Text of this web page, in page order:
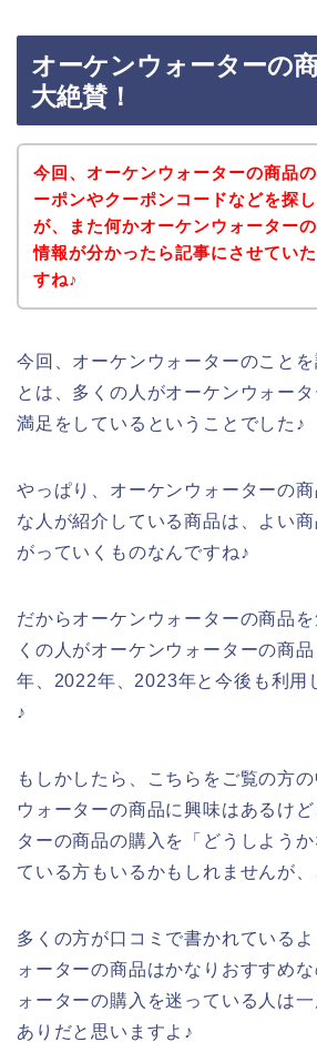
オーケンウォーターの
大絶賛！
今回、オーケンウォーターの商品
ーポンやクーポンコードなどを探
が、また何かオーケンウォーター
情報が分かったら記事にさせてい
すね♪
今回、オーケンウォーターのこと
とは、多くの人がオーケンウォー
満足をしているということでした♪
やっぱり、オーケンウォーターの
な人が紹介している商品は、よい
がっていくものなんですね♪
だからオーケンウォーターの商品
くの人がオーケンウォーターの商
年、2022年、2023年と今後も利用
♪
もしかしたら、こちらをご覧の方
ウォーターの商品に興味はあるけ
ターの商品の購入を「どうしよう
ている方もいるかもしれませんが、
多くの方が口コミで書かれている
ォーターの商品はかなりおすすめ
ォーターの購入を迷っている人は
ありだと思いますよ♪